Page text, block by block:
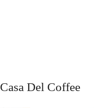
Casa Del Coffee